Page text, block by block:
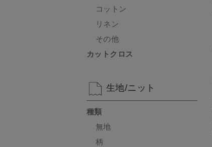
コットン
リネン
その他
カットクロス
生地/ニット
種類
無地
柄